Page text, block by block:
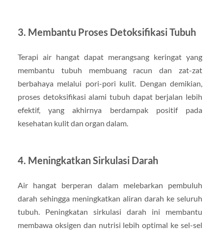
3. Membantu Proses Detoksifikasi Tubuh
Terapi air hangat dapat merangsang keringat yang
membantu tubuh membuang racun dan zat-zat
berbahaya melalui pori-pori kulit. Dengan demikian,
proses detoksifikasi alami tubuh dapat berjalan lebih
efektif, yang akhirnya berdampak positif pada
kesehatan kulit dan organ dalam.
4. Meningkatkan Sirkulasi Darah
Air hangat berperan dalam melebarkan pembuluh
darah sehingga meningkatkan aliran darah ke seluruh
tubuh. Peningkatan sirkulasi darah ini membantu
membawa oksigen dan nutrisi lebih optimal ke sel-sel